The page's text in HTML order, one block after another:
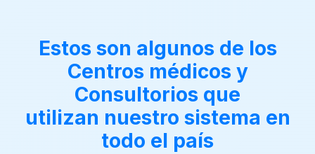
Estos son algunos de los
Centros médicos y
Consultorios que
utilizan nuestro sistema en
todo el país